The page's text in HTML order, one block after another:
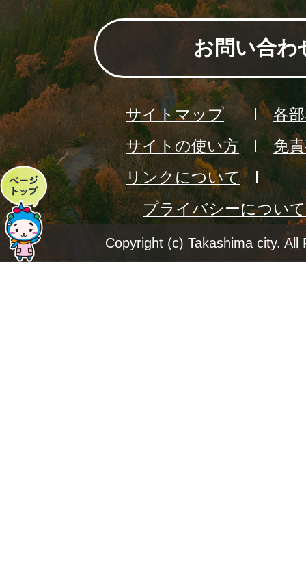
ペ
ー
ジ
お問い合わ
サイトマップ
各
サイトの使い方
免
リンクについて
プライバシーについて
Copyright (c) Takashima city. All